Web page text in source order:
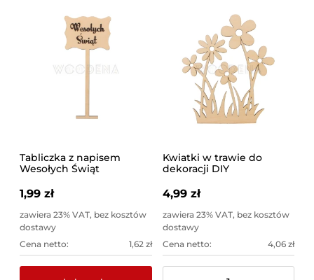
Tabliczka z napisem
Wesołych Świąt
1,99 zł
zawiera 23% VAT, bez kosztów
dostawy
Cena netto:
1,62 zł
Kwiatki w trawie do
dekoracji DIY
4,99 zł
zawiera 23% VAT, bez kosztów
dostawy
Cena netto:
4,06 zł